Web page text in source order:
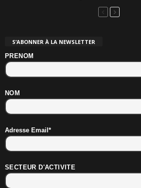
S’ABONNER À LA NEWSLETTER
PRENOM
NOM
Adresse Email*
SECTEUR D'ACTIVITE